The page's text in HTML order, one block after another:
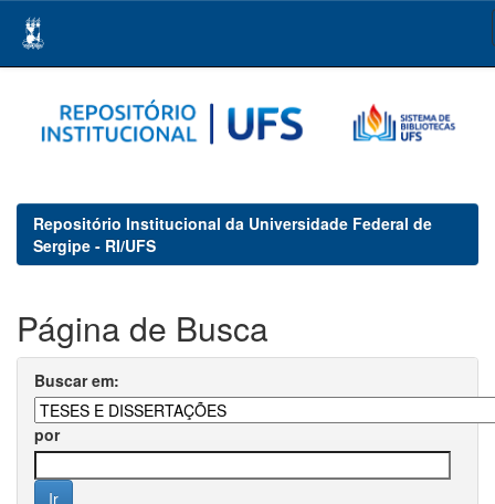
navigation
Repositório Institucional da Universidade Federal de
Sergipe - RI/UFS
Página de Busca
Buscar em:
por